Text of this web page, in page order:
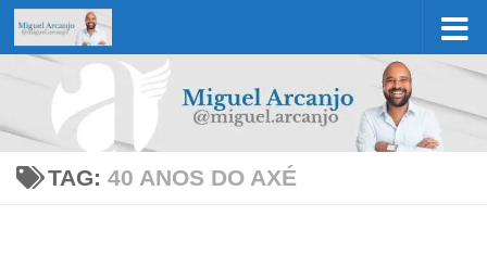
Skip to content
TAG: 40 ANOS DO AXÉ